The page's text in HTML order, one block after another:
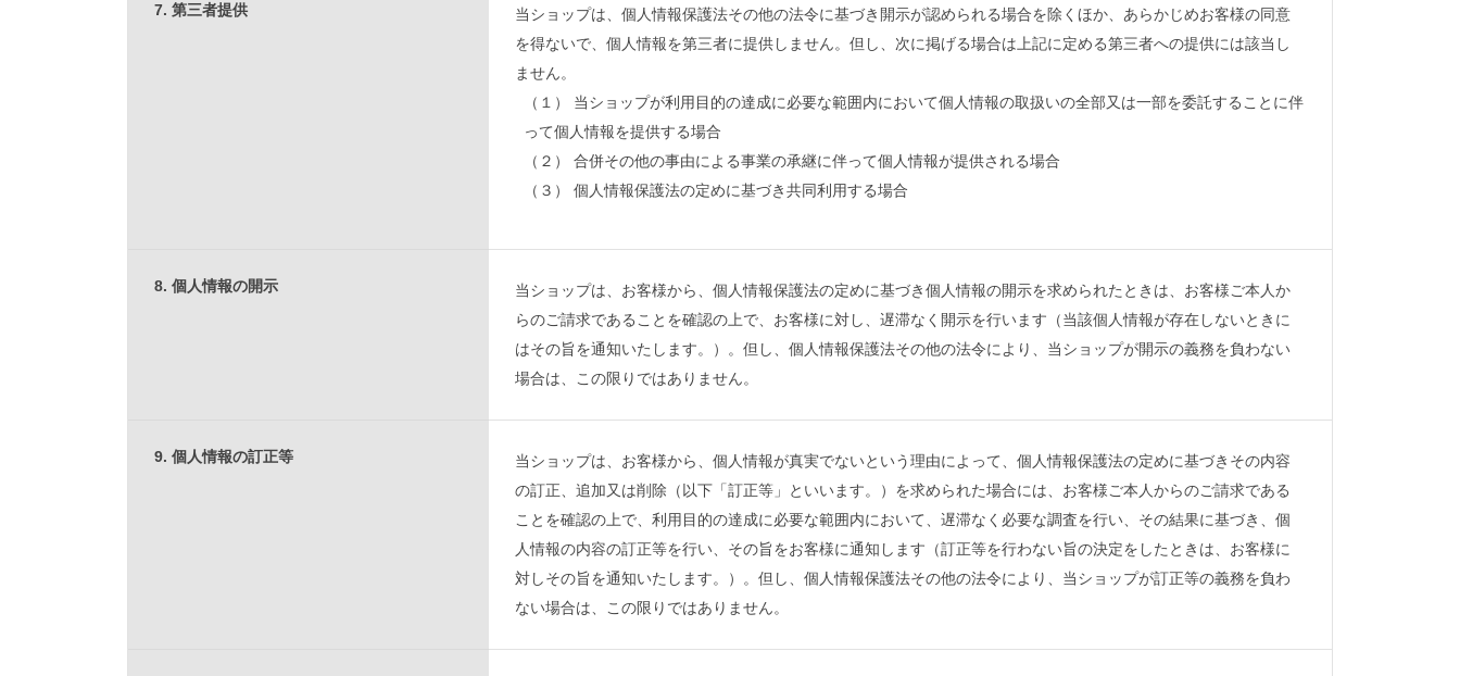
7. 第三者提供
当ショップは、個人情報保護法その他の法令に基づき開示が認められる場合を除くほか、あらかじめお客様の同意
を得ないで、個人情報を第三者に提供しません。但し、次に掲げる場合は上記に定める第三者への提供には該当し
ません。
（１） 当ショップが利用目的の達成に必要な範囲内において個人情報の取扱いの全部又は一部を委託することに伴
って個人情報を提供する場合
（２） 合併その他の事由による事業の承継に伴って個人情報が提供される場合
（３） 個人情報保護法の定めに基づき共同利用する場合
8. 個人情報の開示
当ショップは、お客様から、個人情報保護法の定めに基づき個人情報の開示を求められたときは、お客様ご本人か
らのご請求であることを確認の上で、お客様に対し、遅滞なく開示を行います（当該個人情報が存在しないときに
はその旨を通知いたします。）。但し、個人情報保護法その他の法令により、当ショップが開示の義務を負わない
場合は、この限りではありません。
9. 個人情報の訂正等
当ショップは、お客様から、個人情報が真実でないという理由によって、個人情報保護法の定めに基づきその内容
の訂正、追加又は削除（以下「訂正等」といいます。）を求められた場合には、お客様ご本人からのご請求である
ことを確認の上で、利用目的の達成に必要な範囲内において、遅滞なく必要な調査を行い、その結果に基づき、個
人情報の内容の訂正等を行い、その旨をお客様に通知します（訂正等を行わない旨の決定をしたときは、お客様に
対しその旨を通知いたします。）。但し、個人情報保護法その他の法令により、当ショップが訂正等の義務を負わ
ない場合は、この限りではありません。